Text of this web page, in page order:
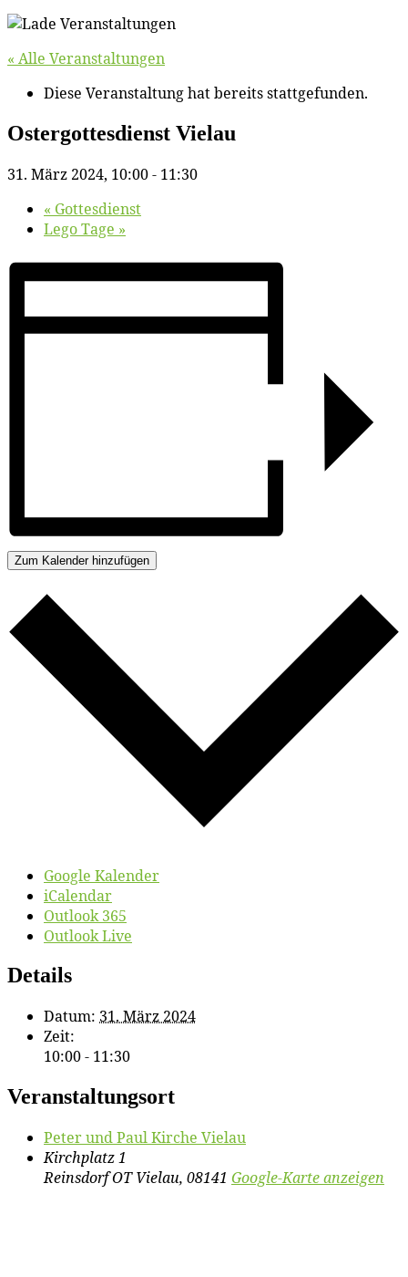
« Alle Veranstaltungen
Diese Veranstaltung hat bereits stattgefunden.
Os­ter­got­tes­dienst Vielau
31. März 2024, 10:00- 11:30
« Got­tes­dienst
Le­go Tage »
Zum Kalender hinzufügen
Google Kalender
iCalendar
Outlook 365
Outlook Live
Details
Datum: 31. März 2024
Zeit:
10:00 - 11:30
Veranstaltungsort
Pe­ter und Paul Kir­che Vielau
Kirchplatz 1
Reinsdorf OT Vielau, 08141 Google-Karte anzeigen